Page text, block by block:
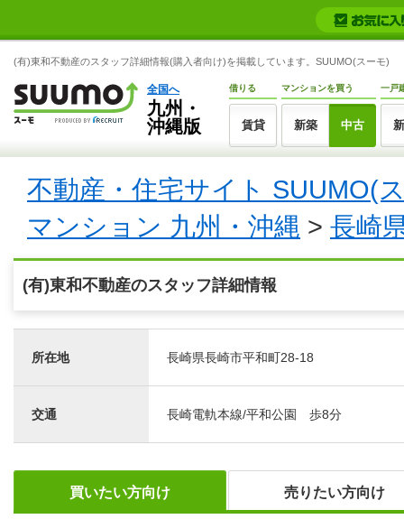
(有)東和不動産のスタッフ詳細情報(購入者向け)を掲載しています。SUUMO(スーモ)
全国へ
九州・
沖縄版
借りる
賃貸
マンションを買う
新築 中古
一戸
不動産・住宅サイト SUUMO(
マンション 九州・沖縄 > 長崎
(有)東和不動産のスタッフ詳細情報
所在地 長崎県長崎市平和町28-18
交通 長崎電軌本線/平和公園 歩8分
買いたい方向け 売りたい方向け